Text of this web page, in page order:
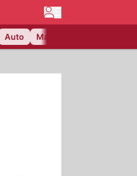
Auto Matchcenter